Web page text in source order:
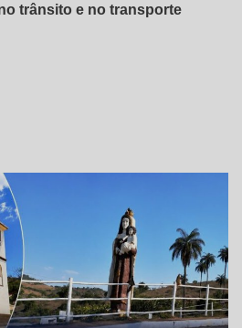
trânsito e no transporte